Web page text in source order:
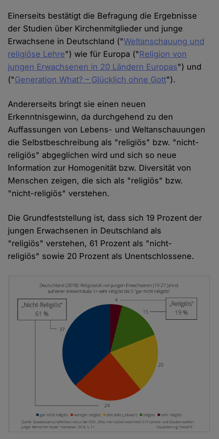
Einerseits bestätigt die Befragung die Ergebnisse
der Studien über Kirchenmitglieder und junge
Erwachsene in Deutschland ("Weltanschauung und
religiöse Lehre") wie für Europa ("Religion von
jungen Erwachsenen in 20 Ländern Europas") und
("Generation What? – Glücklich ohne Gott").
Andererseits bringt sie einen neuen
Erkenntnisgewinn, da durchgehend zu den
Auffassungen von Lebens- und Weltanschauungen
die Selbstbeschreibung als "religiös" bzw. "nicht-
religiös" abgeglichen wird und sich so neue
Information zur Homogenität bzw. Diversität von
Menschen zeigen, die sich als "religiös" bzw.
"nicht-religiös" verstehen.
Die Grundfeststellung ist, dass sich 19 Prozent der
jungen Erwachsenen in Deutschland als
"religiös" verstehen, 61 Prozent als "nicht-
religiös" sowie 20 Prozent als Unentschlossene.